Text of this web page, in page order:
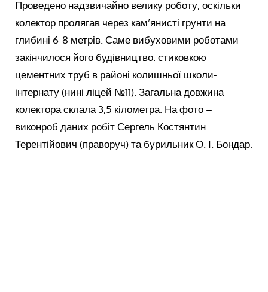
Проведено надзвичайно велику роботу, оскільки
колектор пролягав через кам’янисті грунти на
глибині 6-8 метрів. Саме вибуховими роботами
закінчилося його будівництво: стиковкою
цементних труб в районі колишньої школи-
інтернату (нині ліцей №11). Загальна довжина
колектора склала 3,5 кілометра. На фото –
виконроб даних робіт Сергель Костянтин
Терентійович (праворуч) та бурильник О. І. Бондар.